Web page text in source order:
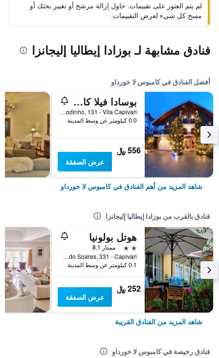
لم يتم العثور على تقييمات. حاول إزالة مرشح أو تغيير بحثك أو
مسح كل شيء لعرض التقييمات.
فنادق مشابهة لـ بوزادا إيطاليا إليجانزا
أفضل الفنادق في كامبوس لا خورداو
بوسادا فيلا كابيفاري
Av. Victor Godinho, 131 - Vila Capivari, كامبوس لا خورداو, البرازيل
0.0 كيلومتر عن وسط المدينة
556 ﷼
عرض الصفقة
شاهد المزيد من أهم الفنادق في كامبوس لا خورداو
فنادق بالقرب من بوزادا إيطاليا إليجانزا
هوتل بولونيا
2 نجمتين
ممتاز 8.1
Av. Macedo Soares, 331 - Capivari, كامبوس لا خورداو, البرازيل
0.1 كيلومتر عن وسط المدينة
252 ﷼
عرض الصفقة
شاهد المزيد من الفنادق القريبة
فنادق رخيصة في كامبوس لا خورداو